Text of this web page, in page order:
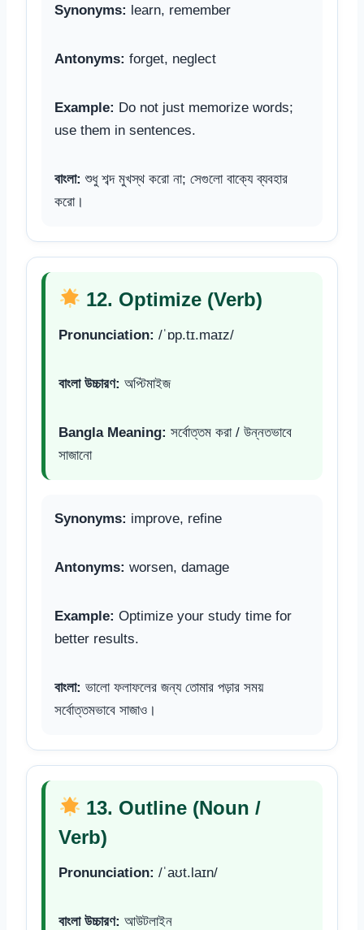
Synonyms: learn, remember
Antonyms: forget, neglect
Example: Do not just memorize words;
use them in sentences.
বাংলা: শুধু শব্দ মুখস্থ করো না; সেগুলো বাক্যে ব্যবহার
করো।
12. Optimize (Verb)
Pronunciation: /ˈɒp.tɪ.maɪz/
বাংলা উচ্চারণ: অপ্টিমাইজ
Bangla Meaning: সর্বোত্তম করা / উন্নতভাবে
সাজানো
Synonyms: improve, refine
Antonyms: worsen, damage
Example: Optimize your study time for
better results.
বাংলা: ভালো ফলাফলের জন্য তোমার পড়ার সময়
সর্বোত্তমভাবে সাজাও।
13. Outline (Noun /
Verb)
Pronunciation: /ˈaʊt.laɪn/
বাংলা উচ্চারণ: আউটলাইন